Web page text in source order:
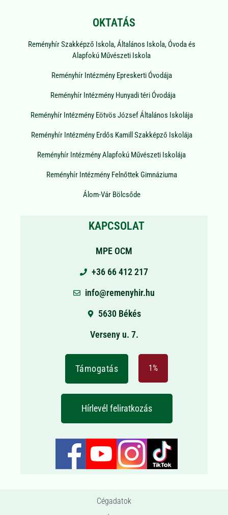
OKTATÁS
Reményhír Szakképző Iskola, Általános Iskola, Óvoda és
Alapfokú Művészeti Iskola
Reményhír Intézmény Epreskerti Óvodája
Reményhír Intézmény Hunyadi téri Óvodája
Reményhír Intézmény Eötvös József Általános Iskolája
Reményhír Intézmény Erdős Kamill Szakképző Iskolája
Reményhír Intézmény Alapfokú Művészeti Iskolája
Reményhír Intézmény Felnőttek Gimnáziuma
Álom-Vár Bölcsőde
KAPCSOLAT
MPE OCM
+36 66 412 217
info@remenyhir.hu
5630 Békés
Verseny u. 7.
Támogatás 1%
Hírlevél feliratkozás
Cégadatok